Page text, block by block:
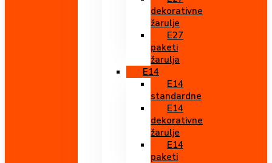
dekorativne
žarulje
E27
paketi
žarulja
E14
E14
standardne
E14
dekorativne
žarulje
E14
paketi